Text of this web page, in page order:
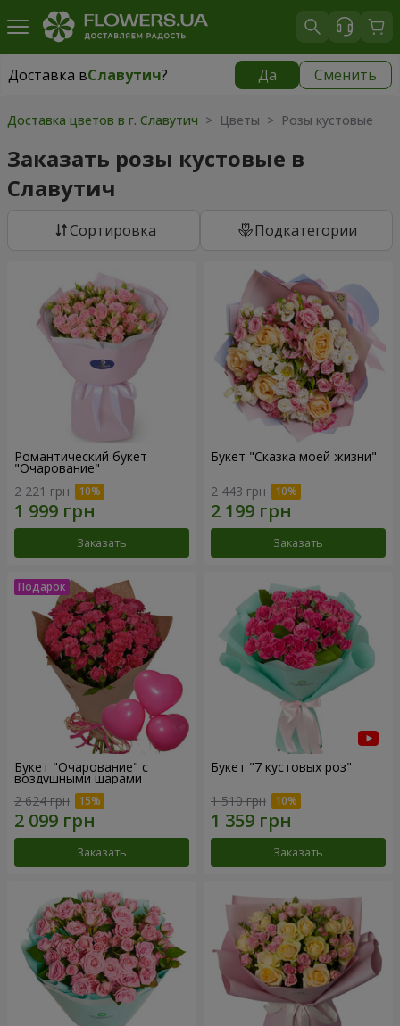
Доставка вСлавутич? Да Сменить
Доставка вСлавутич|
Доставка цветов в г. Славутич > Цветы > Розы кустовые
Заказать розы кустовые в
Славутич
Cортировка Подкатегории
Романтический букет
"Очарование"
2 221 грн
Заказать
Букет "Сказка моей жизни"
2 443 грн
Заказать
Букет "Очарование" с
воздушными шарами
2 624 грн
Заказать
Букет "7 кустовых роз"
1 510 грн
Заказать